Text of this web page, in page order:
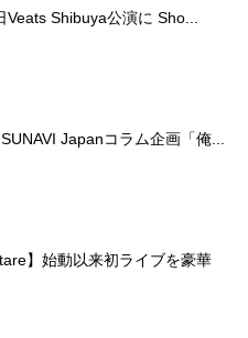
Shibuya公演に Sho...
Japanコラム企画「俺...
】始動以来初ライブを豪華